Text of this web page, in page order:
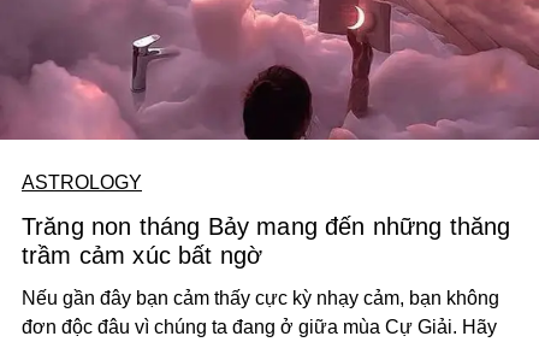
ASTROLOGY
Trăng non tháng Bảy mang đến những thăng
trầm cảm xúc bất ngờ
Nếu gần đây bạn cảm thấy cực kỳ nhạy cảm, bạn không
đơn độc đâu vì chúng ta đang ở giữa mùa Cự Giải. Hãy